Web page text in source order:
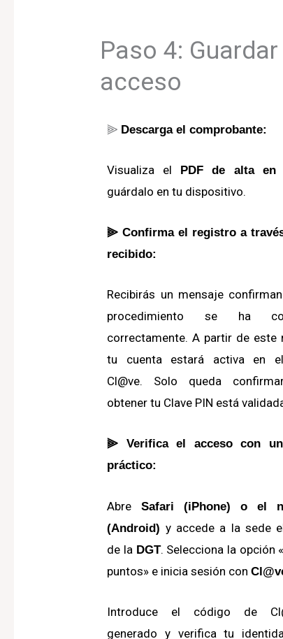
Paso 4:
acceso
⫸ Descarga el comprobante:
Visualiza el PDF de alta en
guárdalo en tu dispositivo.
⫸ Confirma el registro a
recibido:
Recibirás un mensaje
procedimiento se ha
correctamente.A partir de este
tu cuenta estará activa en
Cl@ve. Solo queda
obtener tu Clave PIN está
⫸ Verifica el acceso con
práctico:
Abre Safari (iPhone) o el
(Android) y accede a la sede
de la DGT. Selecciona la opción
puntos» e inicia sesión con
Introduce el código de
generado y verifica tu